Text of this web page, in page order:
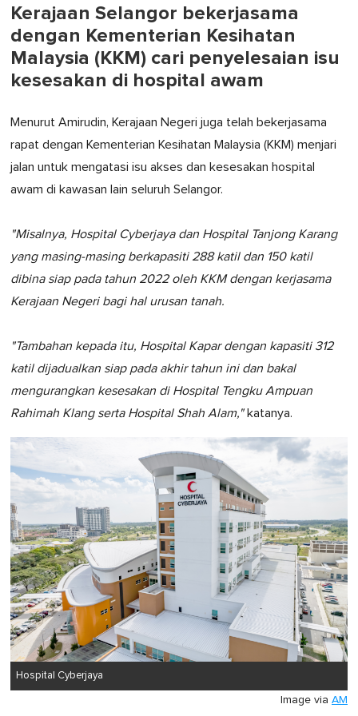
Kerajaan Selangor bekerjasama
dengan Kementerian Kesihatan
Malaysia (KKM) cari penyelesaian isu
kesesakan di hospital awam
Menurut Amirudin, Kerajaan Negeri juga telah bekerjasama
rapat dengan Kementerian Kesihatan Malaysia (KKM) menjari
jalan untuk mengatasi isu akses dan kesesakan hospital
awam di kawasan lain seluruh Selangor.
"Misalnya, Hospital Cyberjaya dan Hospital Tanjong Karang
yang masing-masing berkapasiti 288 katil dan 150 katil
dibina siap pada tahun 2022 oleh KKM dengan kerjasama
Kerajaan Negeri bagi hal urusan tanah.
"Tambahan kepada itu, Hospital Kapar dengan kapasiti 312
katil dijadualkan siap pada akhir tahun ini dan bakal
mengurangkan kesesakan di Hospital Tengku Ampuan
Rahimah Klang serta Hospital Shah Alam,"katanya.
Hospital Cyberjaya
Image via AM